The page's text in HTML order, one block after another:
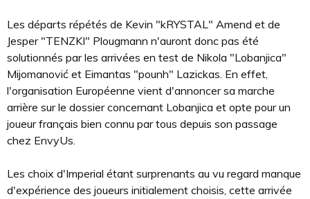
Les départs répétés de Kevin "kRYSTAL" Amend et de
Jesper "TENZKI" Plougmann n'auront donc pas été
solutionnés par les arrivées en test de Nikola "Lobanjica"
Mijomanović et Eimantas "pounh" Lazickas. En effet,
l'organisation Européenne vient d'annoncer sa marche
arrière sur le dossier concernant Lobanjica et opte pour un
joueur français bien connu par tous depuis son passage
chez EnvyUs.
Les choix d'Imperial étant surprenants au vu regard manque
d'expérience des joueurs initialement choisis, cette arrivée